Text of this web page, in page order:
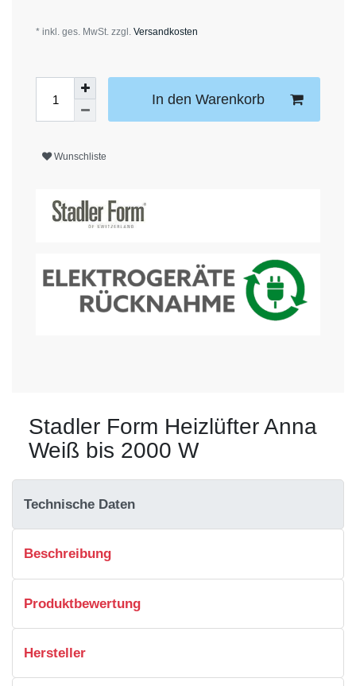
* inkl. ges. MwSt. zzgl. Versandkosten
In den Warenkorb
Wunschliste
Stadler Form Heizlüfter Anna
Weiß bis 2000 W
Technische Daten
Beschreibung
Produktbewertung
Hersteller